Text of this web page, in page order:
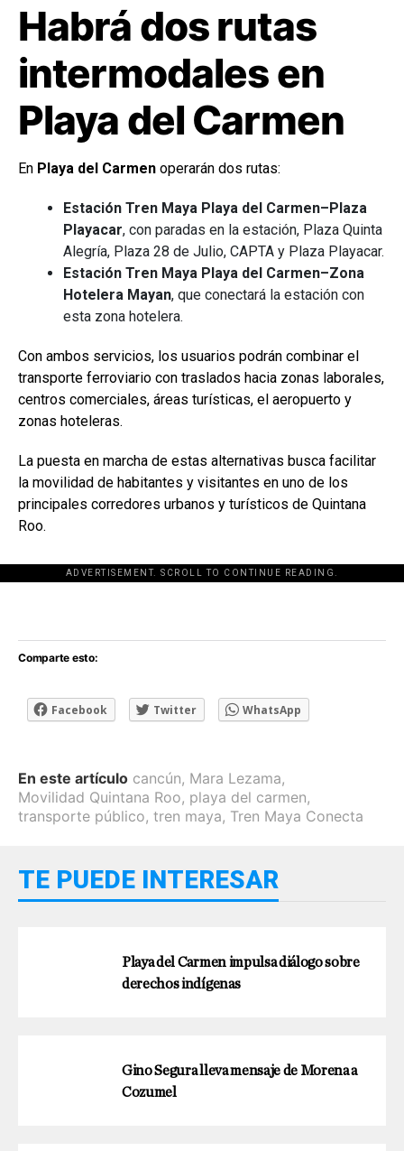
Habrá dos rutas
intermodales en
Playa del Carmen
En Playa del Carmen operarán dos rutas:
Estación Tren Maya Playa del Carmen–Plaza
Playacar, con paradas en la estación, Plaza Quinta
Alegría, Plaza 28 de Julio, CAPTA y Plaza Playacar.
Estación Tren Maya Playa del Carmen–Zona
Hotelera Mayan, que conectará la estación con
esta zona hotelera.
Con ambos servicios, los usuarios podrán combinar el
transporte ferroviario con traslados hacia zonas laborales,
centros comerciales, áreas turísticas, el aeropuerto y
zonas hoteleras.
La puesta en marcha de estas alternativas busca facilitar
la movilidad de habitantes y visitantes en uno de los
principales corredores urbanos y turísticos de Quintana
Roo.
ADVERTISEMENT. SCROLL TO CONTINUE READING.
[adsforwp id="243463"]
Comparte esto:
Facebook Twitter WhatsApp
En este artículo cancún, Mara Lezama,
Movilidad Quintana Roo, playa del carmen,
transporte público, tren maya, Tren Maya Conecta
TE PUEDE INTERESAR
Playa del Carmen impulsa diálogo sobre
derechos indígenas
Gino Segura lleva mensaje de Morena a
Cozumel